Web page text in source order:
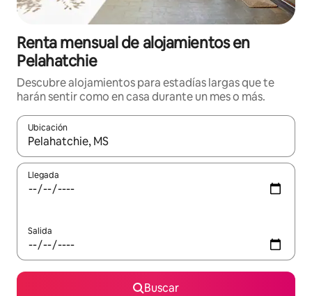
Renta mensual de alojamientos en
Pelahatchie
Descubre alojamientos para estadías largas que te
harán sentir como en casa durante un mes o más.
Ubicación
Cuando los resultados estén disponibles, navega con las
Llegada
Salida
Buscar